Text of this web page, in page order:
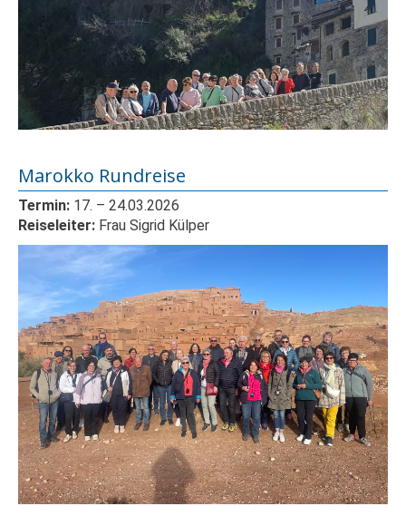
Marokko Rundreise
Termin: 17. – 24.03.2026
Reiseleiter: Frau Sigrid Külper